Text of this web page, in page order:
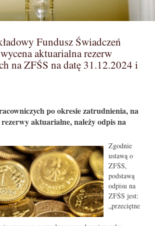
Fundusz Świadczeń
aktuarialna rezerw
na ZFŚS na datę 31.12.2024 i
po okresie zatrudnienia, na
aktuarialne, należy odpis na
Zgodnie
ustawą o
ZFŚS,
podstawą
odpisu na
ZFŚS jest:
„przeciętne